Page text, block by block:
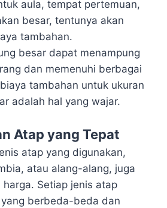
aula, tempat pertemuan,
besar, tentunya akan
tambahan.
besar dapat menampung
dan memenuhi berbagai
tambahan untuk ukuran
adalah hal yang wajar.
Atap yang Tepat
atap yang digunakan,
atau alang-alang, juga
harga. Setiap jenis atap
berbeda-beda dan